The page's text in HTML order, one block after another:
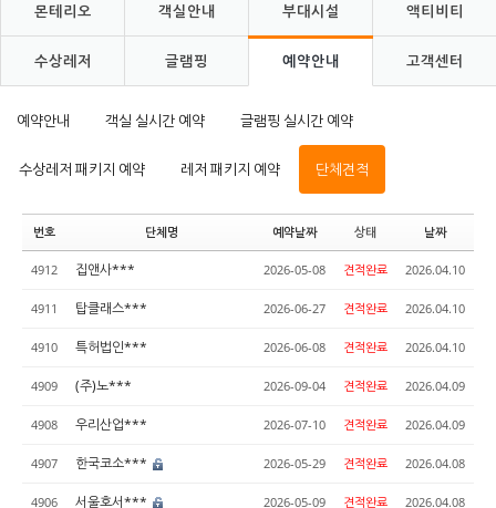
몬테리오 객실안내 부대시설 액티비티
수상레저 글램핑 예약안내 고객센터
예약안내 객실 실시간 예약 글램핑 실시간 예약
수상레저 패키지 예약 레저 패키지 예약 단체견적
번호 단체명 예약날짜 상태 날짜
4912 집앤사*** 2026-05-08 견적완료 2026.04.10
4911 탑클래스*** 2026-06-27 견적완료 2026.04.10
4910 특허법인*** 2026-06-08 견적완료 2026.04.10
4909 (주)노*** 2026-09-04 견적완료 2026.04.09
4908 우리산업*** 2026-07-10 견적완료 2026.04.09
4907 한국코소*** 2026-05-29 견적완료 2026.04.08
4906 서울호서*** 2026-05-09 견적완료 2026.04.08